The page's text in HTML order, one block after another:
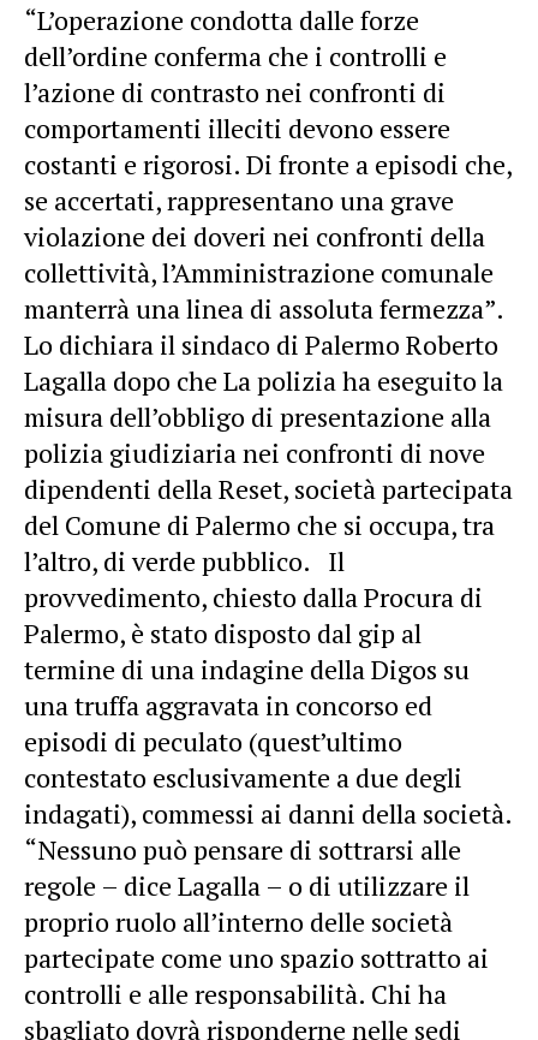
“L’operazione condotta dalle forze
dell’ordine conferma che i controlli e
l’azione di contrasto nei confronti di
comportamenti illeciti devono essere
costanti e rigorosi. Di fronte a episodi che,
se accertati, rappresentano una grave
violazione dei doveri nei confronti della
collettività, l’Amministrazione comunale
manterrà una linea di assoluta fermezza”.
Lo dichiara il sindaco di Palermo Roberto
Lagalla dopo che La polizia ha eseguito la
misura dell’obbligo di presentazione alla
polizia giudiziaria nei confronti di nove
dipendenti dellaReset, società partecipata
del Comune di Palermo che si occupa, tra
l’altro, di verde pubblico. Il
provvedimento, chiesto dalla Procura di
Palermo, è stato disposto dal gip al
termine di una indagine della Digos su
una truffa aggravata in concorso ed
episodi di peculato (quest’ultimo
contestato esclusivamente a due degli
indagati), commessi ai danni della società.
“Nessuno può pensare di sottrarsi alle
regole – dice Lagalla – o di utilizzare il
proprio ruolo all’interno delle società
partecipate come uno spazio sottratto ai
controlli e alle responsabilità. Chi ha
sbagliato dovrà risponderne nelle sedi